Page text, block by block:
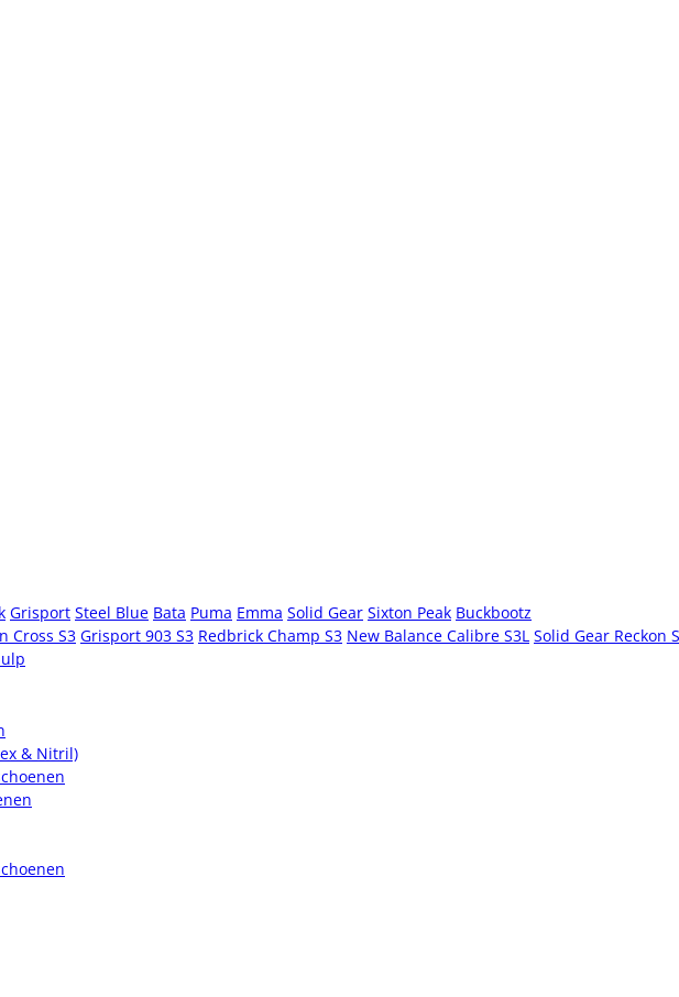
Grisport Steel Blue Bata Puma Emma Solid Gear Sixton Peak Buckbootz
Cross S3 Grisport 903 S3 Redbrick Champ S3 New Balance Calibre S3L Solid Gear Reckon
& Nitril)